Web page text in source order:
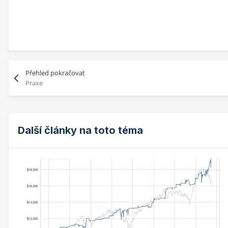
Přehled pokračovat
Praxe
Další články na toto téma